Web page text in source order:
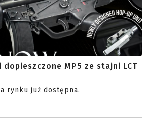
dopieszczone MP5 ze stajni LCT
rynku już dostępna.